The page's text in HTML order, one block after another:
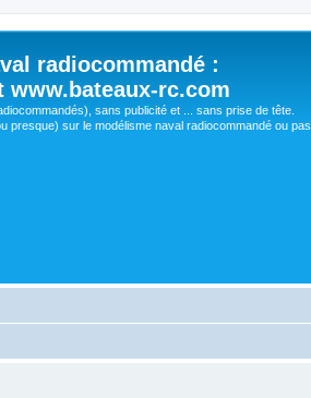
radiocommandé :
www.bateaux-rc.com
sans publicité et ... sans prise de tête.
presque) sur le modélisme naval radiocommandé ou pas.